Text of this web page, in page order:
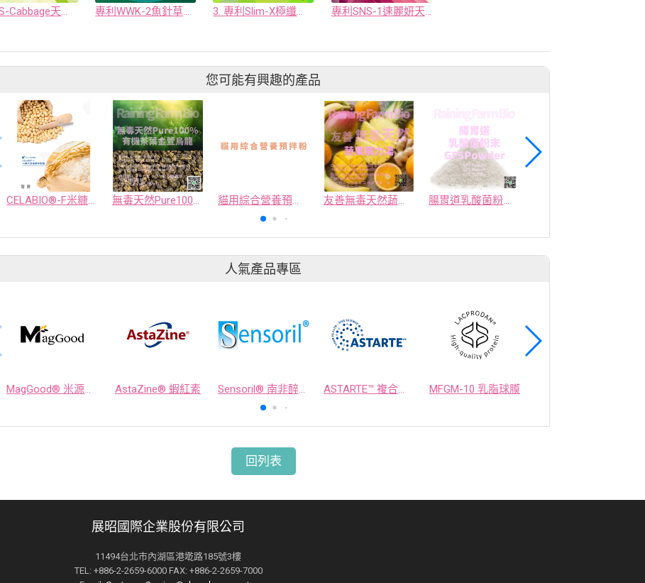
專利S-Cabbage天然全食物型態高麗菜濃縮粉 專利WWK-2魚針草萃取粉 3. 專利Slim-X極纖配方 專利SNS-1速麗妍天然全食物型態酵母粉
您可能有興趣的產品
CELABIO®-F米糠大豆發酵萃取物 無毒天然Pure100%有機茶葉金萱烏龍 貓用綜合營養預拌粉 友善無毒天然蔬果精力湯 腸胃道乳酸菌粉末 GF5 Powder
人氣產品專區
MagGood® 米源鎂® 米糠濃縮物 AstaZine® 蝦紅素 Sensoril® 南非醉茄萃取物 ASTARTE™ 複合益生菌 MFGM-10 乳脂球膜
回列表
展昭國際企業股份有限公司
11494台北市內湖區港墘路185號3樓
TEL: +886-2-2659-6000 FAX: +886-2-2659-7000